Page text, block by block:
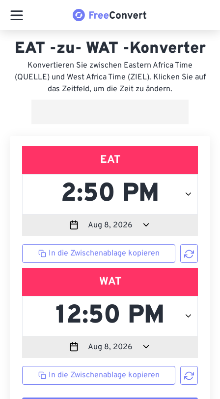
EAT -zu- WAT -Konverter
Konvertieren Sie zwischen Eastern Africa Time
(QUELLE) und West Africa Time (ZIEL). Klicken Sie auf
das Zeitfeld, um die Zeit zu ändern.
EAT
In die Zwischenablage kopieren
WAT
In die Zwischenablage kopieren